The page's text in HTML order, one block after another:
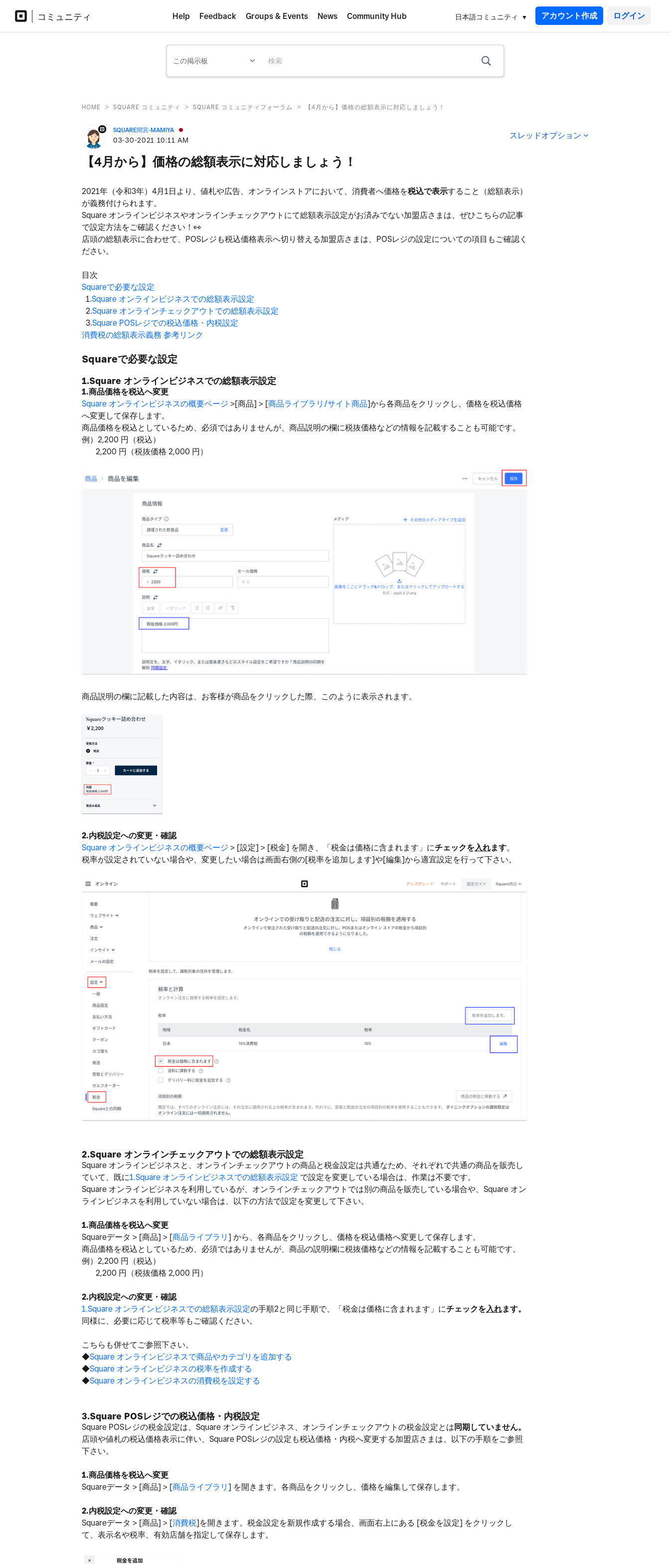
コミュニティ 日本語コミュニティ アカウント作成
Help Feedback Groups & Events News Community Hub
HOME > SQUARE コミュニティ > SQUARE コミュニティフォーラム > 【4月から】価格の総額表示に対応しましょう！
SQUARE間宮-MAMIYA
‎03-30-2021 10:11 AM スレッドオプション
【4月から】価格の総額表示に対応しましょう！
2021年（令和3年）4月1日より、値札や広告、オンラインストアにおいて、消費者へ価格を税込で表示すること（総額表示）
が義務付けられます。
Square オンラインビジネスやオンラインチェックアウトにて総額表示設定がお済みでない加盟店さまは、ぜひこちらの記事
で設定方法をご確認ください！ 👀
店頭の総額表示に合わせて、POSレジも税込価格表示へ切り替える加盟店さまは、POSレジの設定についての項目もご確認く
ださい。
目次
Squareで必要な設定
1.Square オンラインビジネスでの総額表示設定
2.Square オンラインチェックアウトでの総額表示設定
3.Square POSレジでの税込価格・内税設定
消費税の総額表示義務 参考リンク
Squareで必要な設定
1.Square オンラインビジネスでの総額表示設定
1.商品価格を税込へ変更
Square オンラインビジネスの概要ページ >[商品] > [商品ライブラリ/サイト商品]から各商品をクリックし、価格を税込価格
へ変更して保存します。
商品価格を税込としているため、必須ではありませんが、商品説明の欄に税抜価格などの情報を記載することも可能です。
例）2,200 円（税込）
2,200 円（税抜価格 2,000 円）
商品説明の欄に記載した内容は、お客様が商品をクリックした際、このように表示されます。
2.内税設定への変更・確認
Square オンラインビジネスの概要ページ > [設定] > [税金] を開き、「税金は価格に含まれます」にチェックを入れます。
税率が設定されていない場合や、変更したい場合は画面右側の[税率を追加します]や[編集]から適宜設定を行って下さい。
2.Square オンラインチェックアウトでの総額表示設定
Square オンラインビジネスと、オンラインチェックアウトの商品と税金設定は共通なため、それぞれで共通の商品を販売し
ていて、 既に1.Square オンラインビジネスでの総額表示設定 で設定を変更している場合は、作業は不要です。
Square オンラインビジネスを利用しているが、オンラインチェックアウトでは別の商品を販売している場合や、Square オン
ラインビジネスを利用していない場合は、以下の方法で設定を変更して下さい。
1.商品価格を税込へ変更
Squareデータ > [商品] > [商品ライブラリ ] から、各商品をクリックし、価格を税込価格へ変更して保存します。
商品価格を税込としているため、必須ではありませんが、商品の説明欄に税抜価格などの情報を記載することも可能です。
例）2,200 円（税込）
2,200 円（税抜価格 2,000 円）
2.内税設定への変更・確認
1.Square オンラインビジネスでの総額表示設定の手順2と同じ手順で、「税金は価格に含まれます」にチェックを入れます。
同様に、必要に応じて税率等もご確認ください。
こちらも併せてご参照下さい。
◆Square オンラインビジネスで商品やカテゴリを追加する
◆Square オンラインビジネスの税率を作成する
◆Square オンラインビジネスの消費税を設定する
3.Square POSレジでの税込価格・内税設定
Square POSレジの税金設定は、Square オンラインビジネス、オンラインチェックアウトの税金設定とは 同期していません。
店頭や値札の税込価格表示に伴い、Square POSレジの設定も税込価格・内税へ変更する加盟店さまは、以下の手順をご参照
下さい。
1.商品価格を税込へ変更
Squareデータ > [商品] > [商品ライブラリ ] を開きます。各商品をクリックし、価格を編集して保存します。
2.内税設定への変更・確認
Squareデータ > [商品] > [消費税]を開きます。税金設定を新規作成する場合、画面右上にある [税金を設定] をクリックし
て、表示名や税率、有効店舗を指定して保存します。